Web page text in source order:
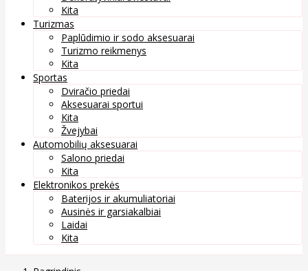
Kita
Turizmas
Paplūdimio ir sodo aksesuarai
Turizmo reikmenys
Kita
Sportas
Dviračio priedai
Aksesuarai sportui
Kita
Žvejybai
Automobilių aksesuarai
Salono priedai
Kita
Elektronikos prekės
Baterijos ir akumuliatoriai
Ausinės ir garsiakalbiai
Laidai
Kita